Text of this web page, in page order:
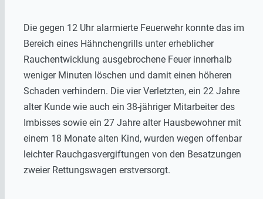
Die gegen 12 Uhr alarmierte Feuerwehr konnte das im
Bereich eines Hähnchengrills unter erheblicher
Rauchentwicklung ausgebrochene Feuer innerhalb
weniger Minuten löschen und damit einen höheren
Schaden verhindern. Die vier Verletzten, ein 22 Jahre
alter Kunde wie auch ein 38-jähriger Mitarbeiter des
Imbisses sowie ein 27 Jahre alter Hausbewohner mit
einem 18 Monate alten Kind, wurden wegen offenbar
leichter Rauchgasvergiftungen von den Besatzungen
zweier Rettungswagen erstversorgt.